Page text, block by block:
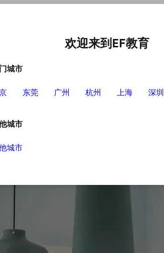
？
式，因为学习的时间和地点是不受限制的，
方法，可以帮助大家更好地提升学习水平。
欢迎来到EF教育
城市
东莞 广州 杭州 上海 深圳
城市
城市